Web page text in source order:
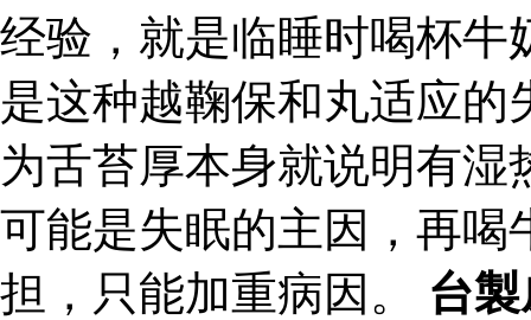
经验，就是临睡时喝杯牛
是这种越鞠保和丸适应
为舌苔厚本身就说明有
可能是失眠的主因，再喝
担，只能加重病因。 台